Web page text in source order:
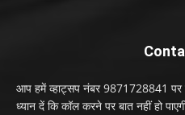
आप हमें व्हाट्सप नंबर 9871728841
ध्यान दें कि कॉल करने पर बात नहीं हो